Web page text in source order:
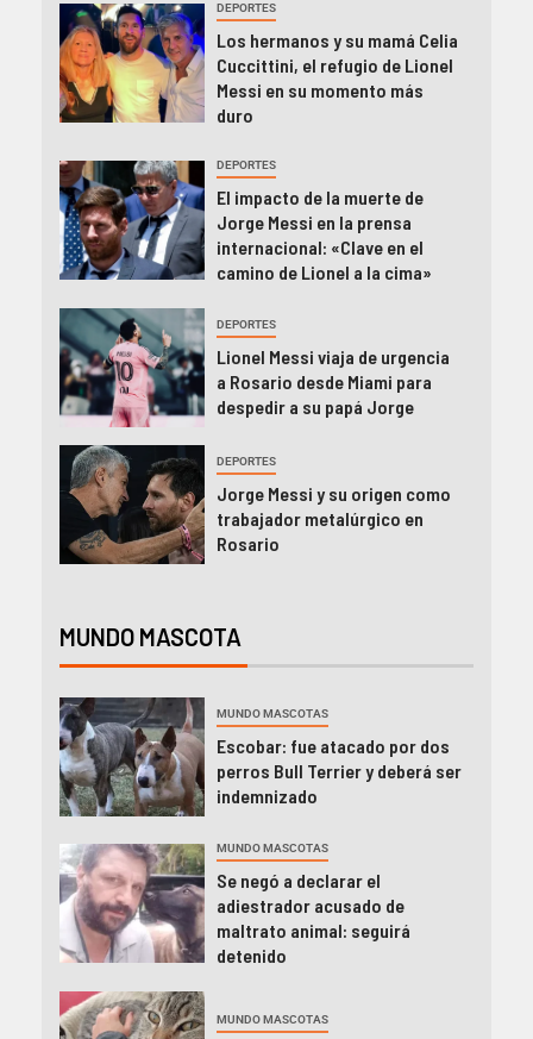
DEPORTES
Los hermanos y su mamá Celia
Cuccittini, el refugio de Lionel
Messi en su momento más
duro
DEPORTES
El impacto de la muerte de
Jorge Messi en la prensa
internacional: «Clave en el
camino de Lionel a la cima»
DEPORTES
Lionel Messi viaja de urgencia
a Rosario desde Miami para
despedir a su papá Jorge
DEPORTES
Jorge Messi y su origen como
trabajador metalúrgico en
Rosario
MUNDO MASCOTA
MUNDO MASCOTAS
Escobar: fue atacado por dos
perros Bull Terrier y deberá ser
indemnizado
MUNDO MASCOTAS
Se negó a declarar el
adiestrador acusado de
maltrato animal: seguirá
detenido
MUNDO MASCOTAS